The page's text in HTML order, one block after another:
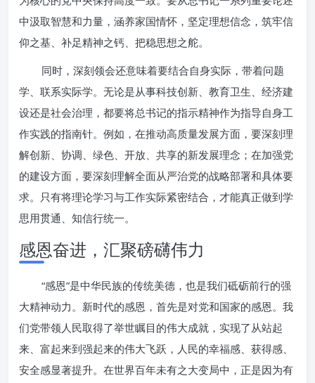
中汲取智慧和力量，涵养家国情怀，坚定理想信念，筑牢信
仰之基、补足精神之钙、把稳思想之舵。
同时，深刻领会还意味着要结合自身实际，带着问题
学、联系实际学。无论是从事科技创新、教育卫生、经济建
设还是社会治理，都要将总书记的指示精神作为指导自身工
作实践的指南针。例如，在推动高质量发展方面，要深刻理
解创新、协调、绿色、开放、共享的新发展理念；在加强党
的建设方面，要深刻理解全面从严治党的战略部署和具体要
求。只有将理论学习与工作实际紧密结合，才能真正做到学
思用贯通、知信行统一。
感恩奋进，汇聚磅礴伟力
“感恩”是中华民族的传统美德，也是我们砥砺前行的强
大精神动力。新时代的感恩，首先是对党和国家的感恩。我
们党带领人民取得了举世瞩目的伟大成就，实现了从站起
来、富起来到强起来的伟大飞跃，人民的幸福感、获得感、
安全感显著提升。在世界百年未有之大变局中，正是因为有